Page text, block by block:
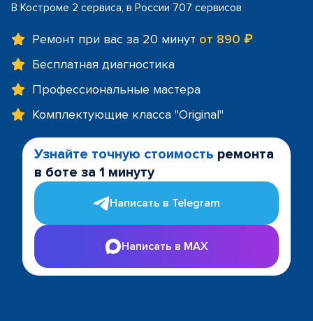
В Костроме 2 сервиса, в России 707 сервисов
Ремонт при вас за 20 минут от 890 ₽
Бесплатная диагностика
Профессиональные мастера
Комплектующие класса "Original"
Узнайте точную стоимость ремонта
в боте за 1 минуту
Написать в Telegram
Написать в MAX